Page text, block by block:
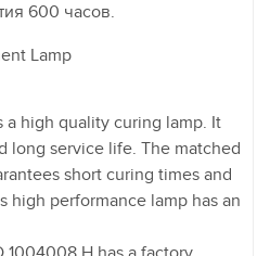
600 часов.
Lamp
a high quality curing lamp. It
long service life. The matched
short curing times and
high performance lamp has an